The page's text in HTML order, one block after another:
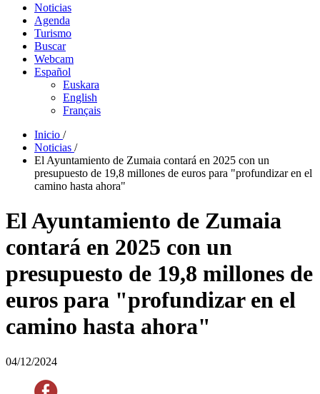
Noticias
Agenda
Turismo
Buscar
Webcam
Español
Euskara
English
Français
Inicio /
Noticias /
El Ayuntamiento de Zumaia contará en 2025 con un
presupuesto de 19,8 millones de euros para "profundizar en el
camino hasta ahora"
El Ayuntamiento de Zumaia
contará en 2025 con un
presupuesto de 19,8 millones de
euros para "profundizar en el
camino hasta ahora"
04/12/2024